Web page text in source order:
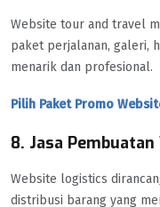
Website tour and travel
paket perjalanan, galeri,
menarik dan profesional.
Pilih Paket Promo
8. Jasa
Website logistics
distribusi barang yang